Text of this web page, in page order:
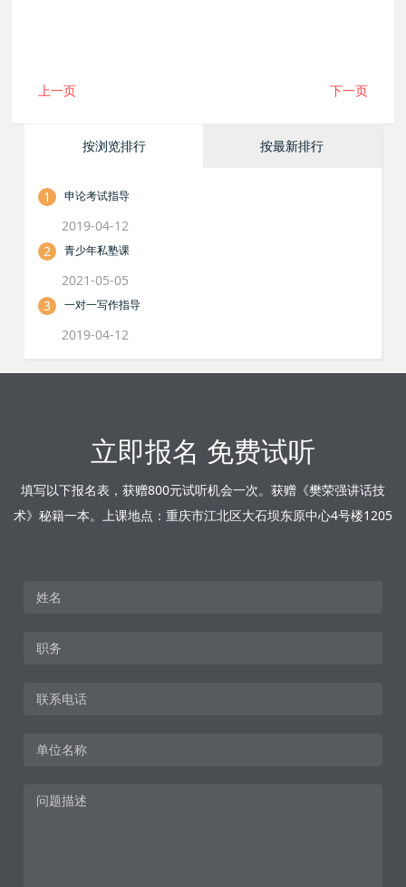
上一页 下一页
按浏览排行 按最新排行
1 申论考试指导
2019-04-12
2
青少年私塾课
2021-05-05
3
一对一写作指导
2019-04-12
立即报名 免费试听
填写以下报名表，获赠800元试听机会一次。获赠《樊荣强讲话技
术》秘籍一本。上课地点：重庆市江北区大石坝东原中心4号楼1205